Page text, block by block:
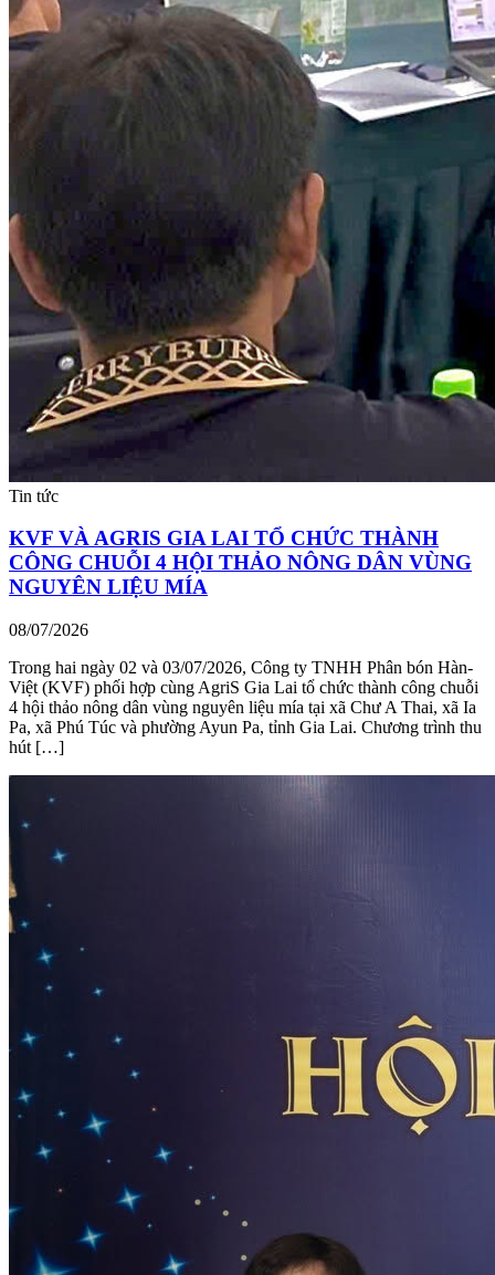
Tin tức
KVF VÀ AGRIS GIA LAI TỔ CHỨC THÀNH
CÔNG CHUỖI 4 HỘI THẢO NÔNG DÂN VÙNG
NGUYÊN LIỆU MÍA
08/07/2026
Trong hai ngày 02 và 03/07/2026, Công ty TNHH Phân bón Hàn-
Việt (KVF) phối hợp cùng AgriS Gia Lai tổ chức thành công chuỗi
4 hội thảo nông dân vùng nguyên liệu mía tại xã Chư A Thai, xã Ia
Pa, xã Phú Túc và phường Ayun Pa, tỉnh Gia Lai. Chương trình thu
hút […]